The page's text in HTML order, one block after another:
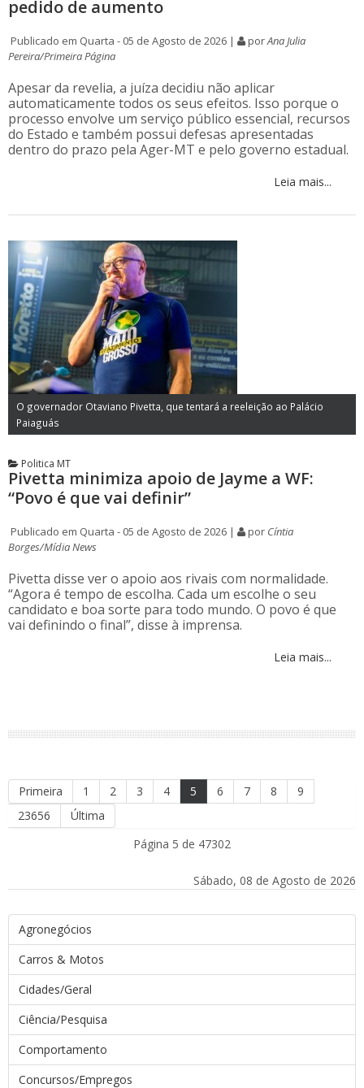
pedido de aumento
Publicado em Quarta - 05 de Agosto de 2026 | porAna Julia
Pereira/Primeira Página
Apesar da revelia, a juíza decidiu não aplicar
automaticamente todos os seus efeitos. Isso porque o
processo envolve um serviço público essencial, recursos
do Estado e também possui defesas apresentadas
dentro do prazo pela Ager-MT e pelo governo estadual.
Leia mais...
O governador Otaviano Pivetta, que tentará a reeleição ao Palácio
Paiaguás
Politica MT
Pivetta minimiza apoio de Jayme a WF:
“Povo é que vai definir”
Publicado em Quarta - 05 de Agosto de 2026 | por Cíntia
Borges/Mídia News
Pivetta disse ver o apoio aos rivais com normalidade.
“Agora é tempo de escolha. Cada um escolhe o seu
candidato e boa sorte para todo mundo. O povo é que
vai definindo o final”, disse à imprensa.
Leia mais...
Primeira 1 2 3 4 5 6 7 8
9
23656
Última
Página 5 de 47302
Sábado, 08 de Agosto de 2026
Agronegócios
Carros & Motos
Cidades/Geral
Ciência/Pesquisa
Comportamento
Concursos/Empregos